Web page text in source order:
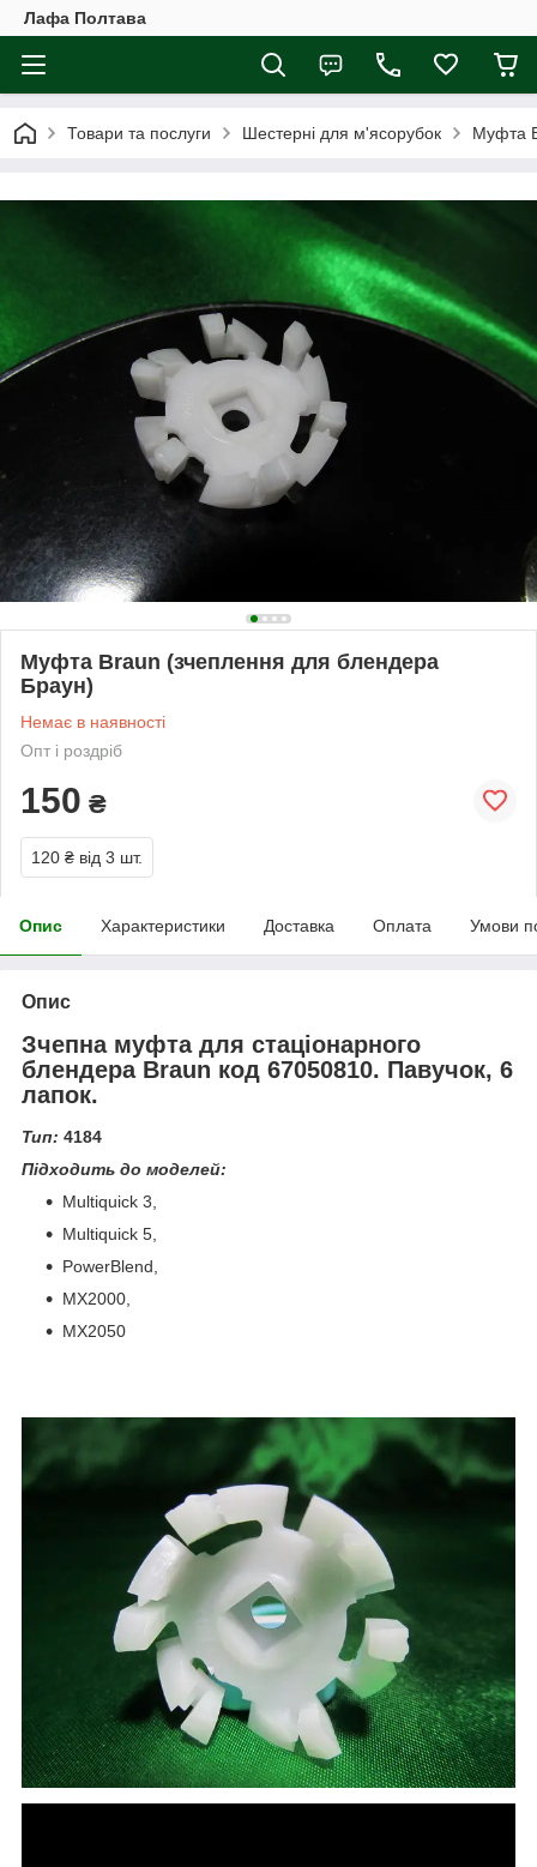
Лафа Полтава
Товари та послуги Шестерні для м'ясорубок Муфта
Муфта Braun (зчеплення для блендера
Браун)
Немає в наявності
Опт і роздріб
150 ₴
120 ₴ від 3 шт.
Опис Характеристики Доставка Оплата Умови
Опис
Зчепна муфта для стаціонарного
блендера Braun код 67050810. Павучок, 6
лапок.
Тип: 4184
Підходить до моделей:
Multiquick 3,
Multiquick 5,
PowerBlend,
MX2000,
MX2050